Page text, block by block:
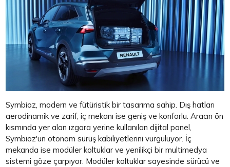
Symbioz, modern ve fütüristik bir tasarıma sahip. Dış hatları
aerodinamik ve zarif, iç mekanı ise geniş ve konforlu. Aracın ön
kısmında yer alan ızgara yerine kullanılan dijital panel,
Symbioz'un otonom sürüş kabiliyetlerini vurguluyor. İç
mekanda ise modüler koltuklar ve yenilikçi bir multimedya
sistemi göze çarpıyor. Modüler koltuklar sayesinde sürücü ve